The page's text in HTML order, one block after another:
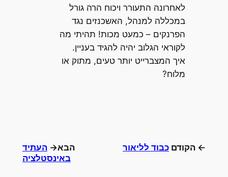
לאחרונה התעורר ויכוח הרה גורל
במכללה למנהל, האשכנזים נגד
הפרנקים – כמעט מכות! תהיתי מה
לקוראי הגלוב יהיה להגיד בעניין.
איך המצברייט יותר טעים, מתוק או
מלוח?
← הקודם כבוד לליאור הבא→ העתיד
באינסטלציה